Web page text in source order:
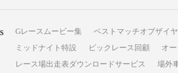
Gレースムービー集 ベストマッチオブザイ
ミッドナイト特設
ビックレース回顧 オ
レース場出走表ダウンロードサービス
場外